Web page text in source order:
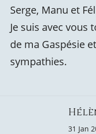
Serge, Manu et
Je suis avec vous
de ma Gaspésie
sympathies.
31 Jan